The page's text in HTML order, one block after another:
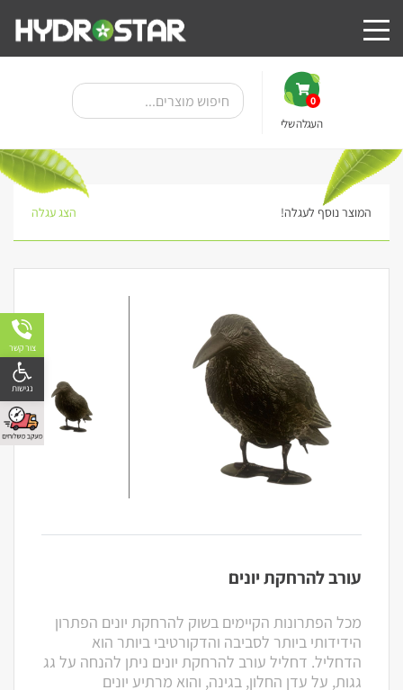
0
העגלה שלי
המוצר נוסף לעגלה! הצג עגלה
עורב להרחקת יונים
מכל הפתרונות הקיימים בשוק להרחקת יונים הפתרון
הידידותי ביותר לסביבה והדקורטיבי ביותר הוא
הדחליל. דחליל עורב להרחקת יונים ניתן להנחה על גג
גגות, על עדן החלון, בגינה, והוא מרתיע יונים
צור קשר